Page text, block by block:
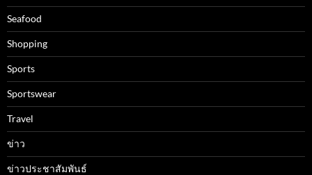
Seafood
Shopping
Sports
Sportswear
Travel
ข่าว
ข่าวประชาสัมพันธ์